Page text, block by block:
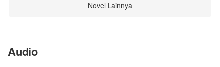
Novel Lainnya
Audio